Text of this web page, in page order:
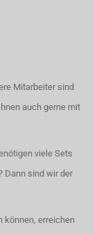
Mitarbeiter sind
auch gerne mit
viele Sets
Dann sind wir der
können, erreichen